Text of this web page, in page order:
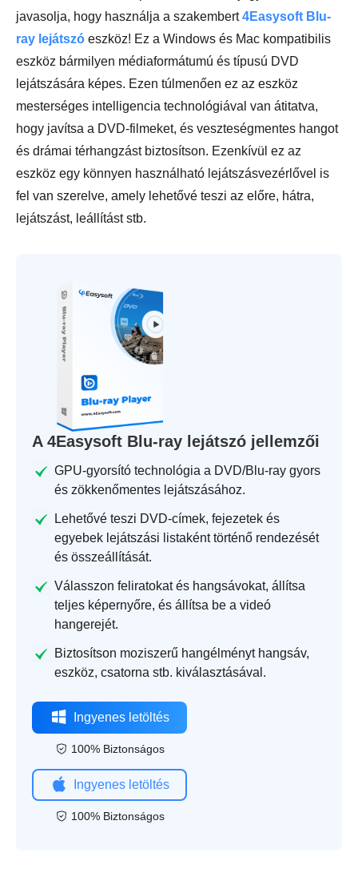
javasolja, hogy használja a szakembert4Easysoft Blu-
ray lejátszó eszköz! Ez a Windows és Mac kompatibilis
eszköz bármilyen médiaformátumú és típusú DVD
lejátszására képes. Ezen túlmenően ez az eszköz
mesterséges intelligencia technológiával van átitatva,
hogy javítsa a DVD-filmeket, és veszteségmentes hangot
és drámai térhangzást biztosítson. Ezenkívül ez az
eszköz egy könnyen használható lejátszásvezérlővel is
fel van szerelve, amely lehetővé teszi az előre, hátra,
lejátszást, leállítást stb.
A 4Easysoft Blu-ray lejátszó jellemzői
GPU-gyorsító technológia a DVD/Blu-ray gyors
és zökkenőmentes lejátszásához.
Lehetővé teszi DVD-címek, fejezetek és
egyebek lejátszási listaként történő rendezését
és összeállítását.
Válasszon feliratokat és hangsávokat, állítsa
teljes képernyőre, és állítsa be a videó
hangerejét.
Biztosítson moziszerű hangélményt hangsáv,
eszköz, csatorna stb. kiválasztásával.
Ingyenes letöltés
100% Biztonságos
Ingyenes letöltés
100% Biztonságos